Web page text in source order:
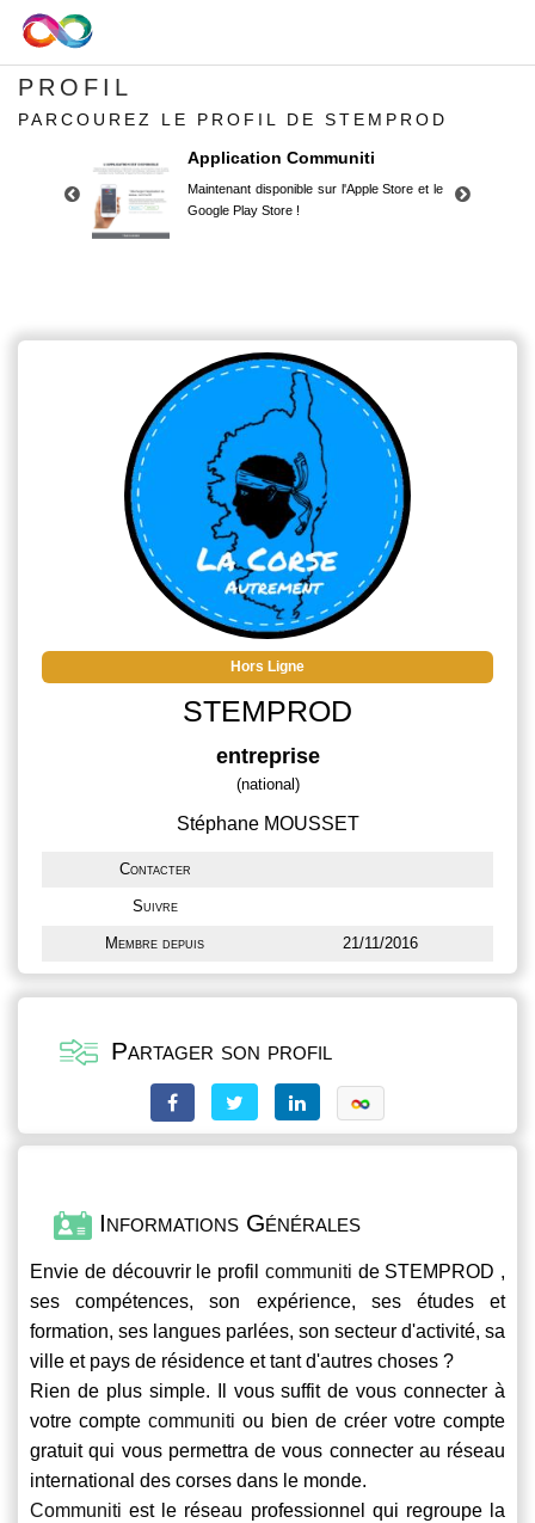
PROFIL
PARCOUREZ LE PROFIL DE STEMPROD
Application Communiti
Maintenant disponible sur l'Apple Store et le
Google Play Store !
Google Play Store !
Hors Ligne
STEMPROD
entreprise
(national)
Stéphane MOUSSET
Contacter
Suivre
Membre depuis 21/11/2016
Partager son profil
Informations Générales
Envie de découvrir le profil communiti de STEMPROD ,
ses compétences, son expérience, ses études et
formation, ses langues parlées, son secteur d'activité, sa
ville et pays de résidence et tant d'autres choses ?
Rien de plus simple. Il vous suffit de vous connecter à
votre compte communiti ou bien de créer votre compte
gratuit qui vous permettra de vous connecter au réseau
international des corses dans le monde.
Communiti est le réseau professionnel qui regroupe la